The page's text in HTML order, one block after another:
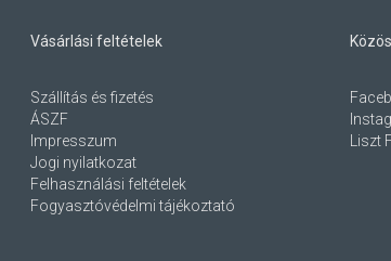
Vásárlási feltételek
Szállítás és fizetés
ÁSZF
Impresszum
Jogi nyilatkozat
Felhasználási feltételek
Fogyasztóvédelmi tájékoztató
Liszt